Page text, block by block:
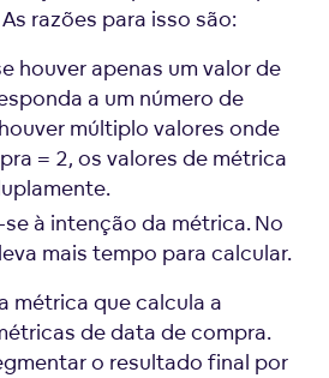
razões para isso são:
houver apenas um valor de
a um número de
múltiplo valores onde
= 2, os valores de métrica
se à intenção da métrica. No
mais tempo para calcular.
métrica que calcula a
de data de compra.
o resultado final por